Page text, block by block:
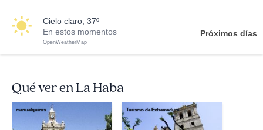
cielo claro, 37º
En estos momentos
OpenWeatherMap
Próximos días
Qué ver en La Haba
manuelquiros Turismo de Extremadura